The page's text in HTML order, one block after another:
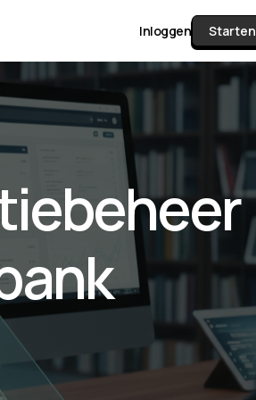
alle pakketten en mogelijkheden
documenten verzamelen en facturen
tot controleren, boeken, bank
& klant dashboard.
Inloggen Starten